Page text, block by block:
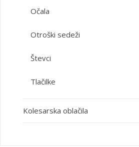
Očala
Otroški sedeži
Števci
Tlačilke
Kolesarska oblačila